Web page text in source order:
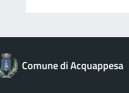
Comune di Acquappesa